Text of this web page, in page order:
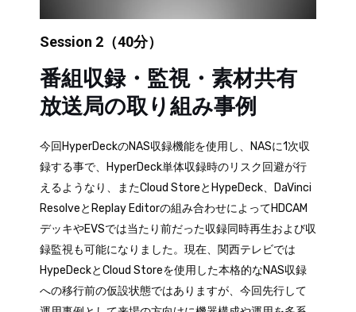
Session 2（40分）
番組収録・監視・素材共有
放送局の取り組み事例
今回HyperDeckのNAS収録機能を使用し、NASに1次収
録する事で、HyperDeck単体収録時のリスク回避が行
えるようなり、またCloud StoreとHypeDeck、DaVinci
ResolveとReplay Editorの組み合わせによってHDCAM
デッキやEVSでは当たり前だった収録同時再生および収
録監視も可能になりました。現在、関西テレビでは
HypeDeckとCloud Storeを使用した本格的なNAS収録
への移行前の仮設状態ではありますが、今回先行して